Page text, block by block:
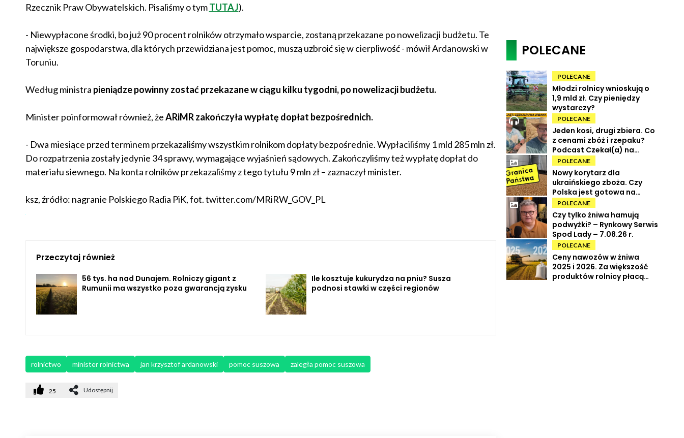
Rzecznik Praw Obywatelskich. Pisaliśmy o tymTUTAJ).
- Niewypłacone środki, bo już 90 procent rolników otrzymało wsparcie, zostaną przekazane po nowelizacji budżetu. Te
największe gospodarstwa, dla których przewidziana jest pomoc, muszą uzbroić się w cierpliwość - mówił Ardanowski w
Toruniu.
Według ministra pieniądze powinny zostać przekazane w ciągu kilku tygodni, po nowelizacji budżetu.
Minister poinformował również, żeARiMR zakończyła wypłatę dopłat bezpośrednich.
- Dwa miesiące przed terminem przekazaliśmy wszystkim rolnikom dopłaty bezpośrednie. Wypłaciliśmy 1 mld 285 mln zł.
Do rozpatrzenia zostały jedynie 34 sprawy, wymagające wyjaśnień sądowych. Zakończyliśmy też wypłatę dopłat do
materiału siewnego. Na konta rolników przekazaliśmy z tego tytułu 9 mln zł – zaznaczył minister.
ksz, źródło: nagranie Polskiego Radia PiK, fot. twitter.com/MRiRW_GOV_PL
Przeczytaj również
56 tys. ha nad Dunajem. Rolniczy gigant z
Rumunii ma wszystko poza gwarancją zysku
Ile kosztuje kukurydza na pniu? Susza
podnosi stawki w części regionów
rolnictwo minister rolnictwa jan krzysztof ardanowski pomoc suszowa zaległa pomoc suszowa
25 Udostępnij
POLECANE
POLECANE
Młodzi rolnicy wnioskują o
1,9 mld zł. Czy pieniędzy
wystarczy?
POLECANE
Jeden kosi, drugi zbiera. Co
z cenami zbóż i rzepaku?
Podcast Czekał(a) na
Urbana odc. 73
POLECANE
Nowy korytarz dla
ukraińskiego zboża. Czy
Polska jest gotowa na
powrót tranzytu?
POLECANE
Czy tylko żniwa hamują
podwyżki? – Rynkowy Serwis
Spod Lady – 7.08.26 r.
POLECANE
Ceny nawozów w żniwa
2025 i 2026. Za większość
produktów rolnicy płacą